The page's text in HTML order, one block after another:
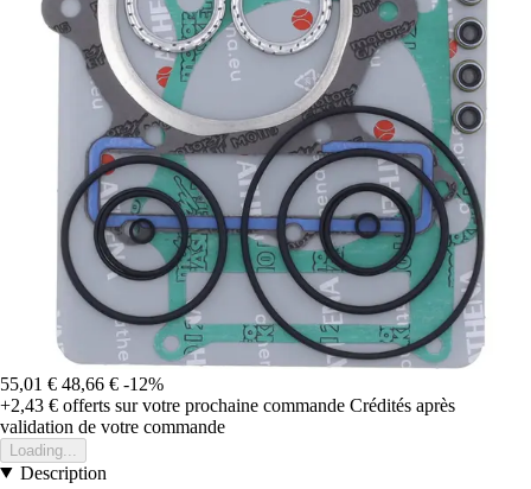
55,01 € 48,66 € -12%
+2,43 € offerts sur votre prochaine commande Crédités après
validation de votre commande
Loading...
Description